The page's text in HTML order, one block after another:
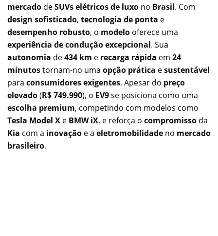
mercado deSUVs elétricos de luxo no Brasil. Com
design sofisticado, tecnologia de ponta e
desempenho robusto, o modelo oferece uma
experiência de condução excepcional. Sua
autonomia de434 km e recarga rápida em 24
minutostornam-no uma opção prática esustentável
para consumidores exigentes. Apesar do preço
elevado(R$ 749.990), o EV9se posiciona como uma
escolha premium, competindo com modelos como
Tesla Model X e BMW iX, e reforça o compromisso da
Kia com a inovação e a eletromobilidade no mercado
brasileiro.